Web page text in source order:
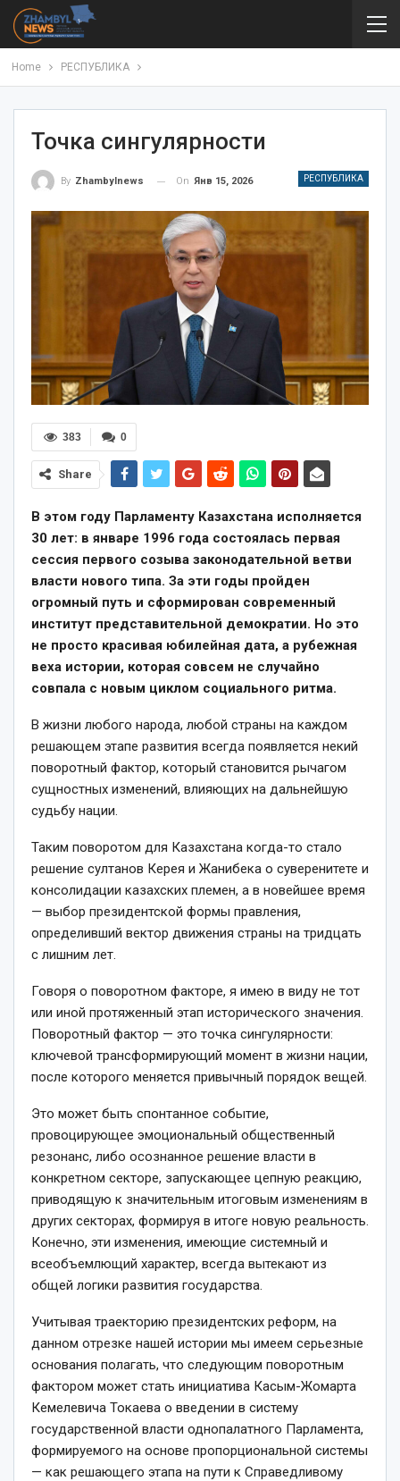
Home РЕСПУБЛИКА
Точка сингулярности
РЕСПУБЛИКА
By Zhambylnews On Янв 15, 2026
0
383
Share
В этом году Парламенту Казахстана исполняется
30 лет: в январе 1996 года состоялась первая
сессия первого созыва законодательной ветви
власти нового типа. За эти годы пройден
огромный путь и сформирован современный
институт представительной демократии. Но это
не просто красивая юбилейная дата, а рубежная
веха истории, которая совсем не случайно
совпала с новым циклом социального ритма.
В жизни любого народа, любой страны на каждом
решающем этапе развития всегда появляется некий
поворотный фактор, который становится рычагом
сущностных изменений, влияющих на дальнейшую
судьбу нации.
Таким поворотом для Казахстана когда­-то стало
решение султанов Керея и Жанибека о суверенитете и
консолидации казахских племен, а в новейшее время
— выбор президентской формы правления,
определивший вектор движения страны на тридцать
с лишним лет.
Говоря о поворотном факторе, я имею в виду не тот
или иной протяженный этап исторического значения.
Поворотный фактор — это точка сингулярности:
ключевой трансформирующий момент в жизни нации,
после которого меняется привычный порядок вещей.
Это может быть спонтанное событие,
провоцирующее эмоциональный общественный
резонанс, либо осознанное решение власти в
конкретном секторе, запускающее цепную реакцию,
приводящую к значительным итоговым изменениям в
других секторах, формируя в итоге новую реальность.
Конечно, эти изменения, имеющие системный и
всеобъемлющий характер, всегда вытекают из
общей логики развития государства.
Учитывая траекторию президентских реформ, на
данном отрезке нашей истории мы имеем серьезные
основания полагать, что следующим поворотным
фактором может стать инициатива Касым­-Жомарта
Кемелевича Токаева о введении в систему
государственной власти однопалатного Парламента,
формируемого на основе пропорциональной системы
— как решающего этапа на пути к Справедливому